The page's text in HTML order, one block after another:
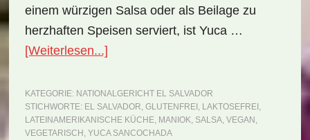
einem würzigen Salsa oder als Beilage zu
herzhaften Speisen serviert, ist Yuca …
[Weiterlesen...]ÜberNationalgericht
Salvador:
Yuca
sancochada
KATEGORIE: NATIONALGERICHT EL SALVADOR
STICHWORTE: EL SALVADOR, GLUTENFREI , LAKTOSEFREI ,
LATEINAMERIKANISCHE KÜCHE, MANIOK, SALSA, VEGAN ,
VEGETARISCH , YUCA SANCOCHADA